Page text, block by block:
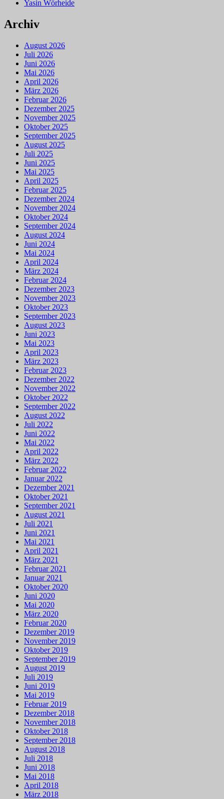
Yasin Wörheide
Archiv
August 2026
Juli 2026
Juni 2026
Mai 2026
April 2026
März 2026
Februar 2026
Dezember 2025
November 2025
Oktober 2025
September 2025
August 2025
Juli 2025
Juni 2025
Mai 2025
April 2025
Februar 2025
Dezember 2024
November 2024
Oktober 2024
September 2024
August 2024
Juni 2024
Mai 2024
April 2024
März 2024
Februar 2024
Dezember 2023
November 2023
Oktober 2023
September 2023
August 2023
Juni 2023
Mai 2023
April 2023
März 2023
Februar 2023
Dezember 2022
November 2022
Oktober 2022
September 2022
August 2022
Juli 2022
Juni 2022
Mai 2022
April 2022
März 2022
Februar 2022
Januar 2022
Dezember 2021
Oktober 2021
September 2021
August 2021
Juli 2021
Juni 2021
Mai 2021
April 2021
März 2021
Februar 2021
Januar 2021
Oktober 2020
Juni 2020
Mai 2020
März 2020
Februar 2020
Dezember 2019
November 2019
Oktober 2019
September 2019
August 2019
Juli 2019
Juni 2019
Mai 2019
Februar 2019
Dezember 2018
November 2018
Oktober 2018
September 2018
August 2018
Juli 2018
Juni 2018
Mai 2018
April 2018
März 2018